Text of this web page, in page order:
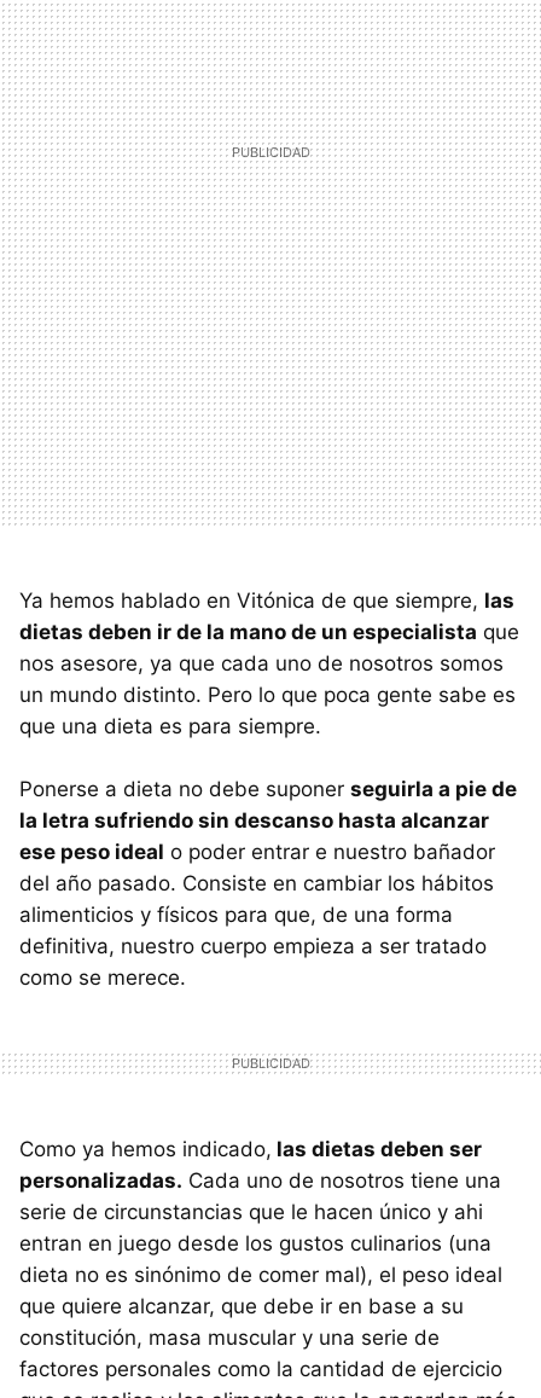
Ya hemos hablado en Vitónica de que siempre, las
dietas deben ir de la mano de un especialista que
nos asesore, ya que cada uno de nosotros somos
un mundo distinto. Pero lo que poca gente sabe es
que una dieta es para siempre.
Ponerse a dieta no debe suponer seguirla a pie de
la letra sufriendo sin descanso hasta alcanzar
ese peso ideal o poder entrar e nuestro bañador
del año pasado. Consiste en cambiar los hábitos
alimenticios y físicos para que, de una forma
definitiva, nuestro cuerpo empieza a ser tratado
como se merece.
Como ya hemos indicado, las dietas deben ser
personalizadas. Cada uno de nosotros tiene una
serie de circunstancias que le hacen único y ahi
entran en juego desde los gustos culinarios (una
dieta no es sinónimo de comer mal), el peso ideal
que quiere alcanzar, que debe ir en base a su
constitución, masa muscular y una serie de
factores personales como la cantidad de ejercicio